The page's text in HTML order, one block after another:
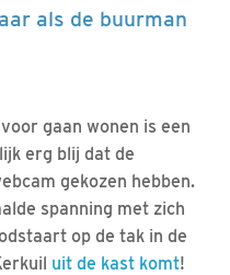
als de buurman
gaan wonen is een
erg blij dat de
gekozen hebben.
spanning met zich
op de tak in de
uit de kast komt!